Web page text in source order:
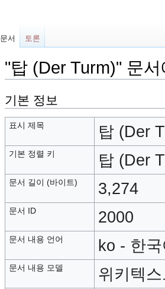
"탑 (Der Turm)" 문
둘
러
보
로
기
검
색
하
가
기본 정보
표시 제목 탑 (Der
기본 정렬 키 탑 (Der
문서 길이 (바이트) 3,274
문서 ID 2000
문서 내용 언어 ko - 한
문서 내용 모델 위키텍
문서 토론